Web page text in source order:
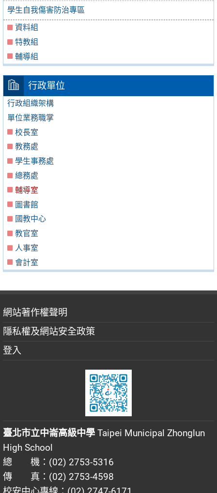
學生自我傷害防治專區
資料組
特教組
輔導組
行政單位
行政組織架構
單位業務職掌
校長室
教務處
學生事務處
總務處
輔導室
圖書館
國教中心
教官室
人事室
會計室
網站著作權聲明
隱私權及網站安全政策
登入
臺北市立中崙高級中學 Taipei Municipal Zhonglun
High School
總 機：(02) 2753-5316
傳 真：(02) 2753-4598